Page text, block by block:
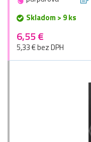
Skladom > 9 ks
6,55 €
5,33 € bez DPH